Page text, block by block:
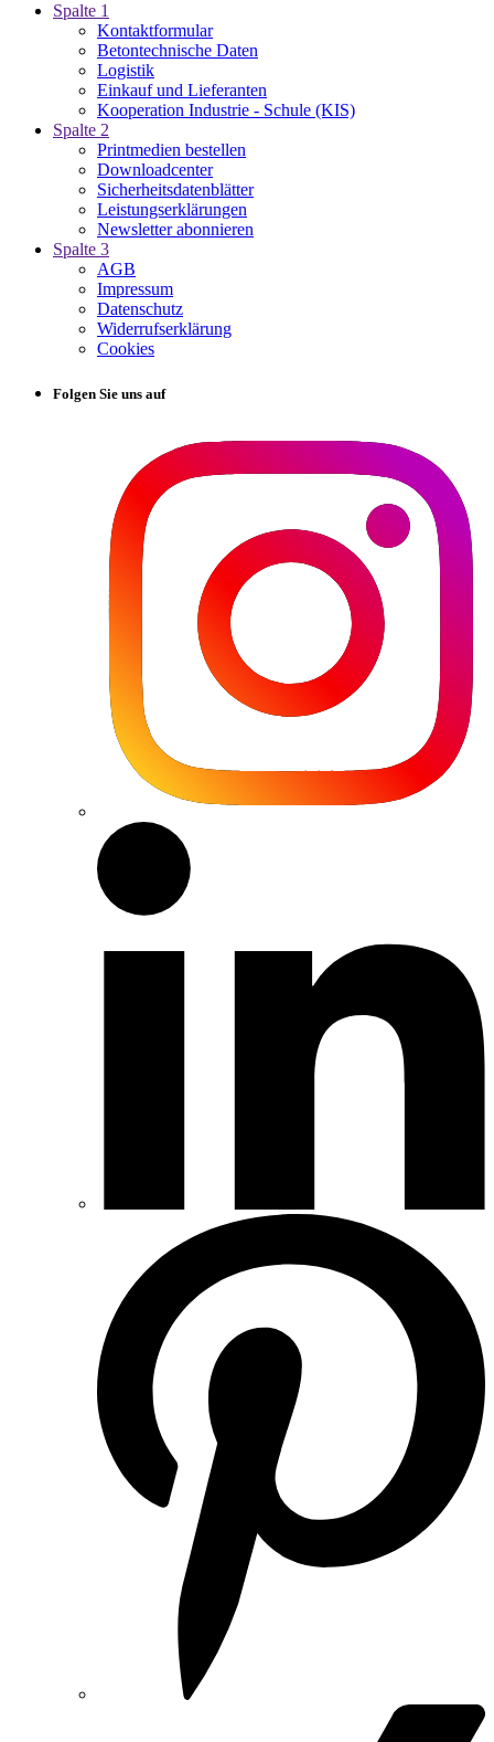
Spalte 1
Kontaktformular
Betontechnische Daten
Logistik
Einkauf und Lieferanten
Kooperation Industrie - Schule (KIS)
Spalte 2
Printmedien bestellen
Downloadcenter
Sicherheitsdatenblätter
Leistungserklärungen
Newsletter abonnieren
Spalte 3
AGB
Impressum
Datenschutz
Widerrufserklärung
Cookies
Folgen Sie uns auf